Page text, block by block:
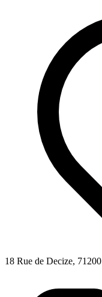
18 Rue de Decize,